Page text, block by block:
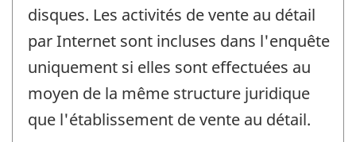
disques. Les activités de vente au détail
par Internet sont incluses dans l'enquête
uniquement si elles sont effectuées au
moyen de la même structure juridique
que l'établissement de vente au détail.